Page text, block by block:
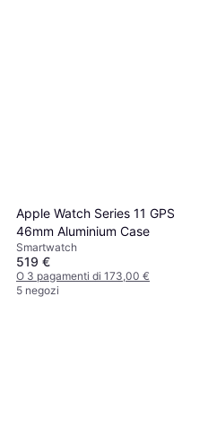
Apple Watch Series 11 GPS
46mm Aluminium Case
Smartwatch
519 €
O 3 pagamenti di 173,00 €
5 negozi